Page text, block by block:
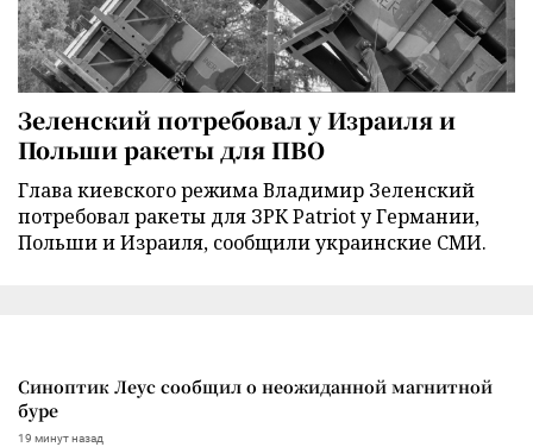
Зеленский потребовал у Израиля и
Польши ракеты для ПВО
Глава киевского режима Владимир Зеленский
потребовал ракеты для ЗРК Patriot у Германии,
Польши и Израиля, сообщили украинские СМИ.
Синоптик Леус сообщил о неожиданной магнитной
буре
19 минут назад